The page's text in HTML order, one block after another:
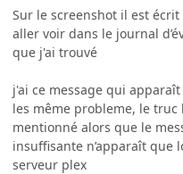
Sur le screenshot il est
aller voir dans le journal
que j'ai trouvé
j'ai ce message qui
les même probleme, le truc
mentionné alors que le
insuffisante n’apparaît que
serveur plex